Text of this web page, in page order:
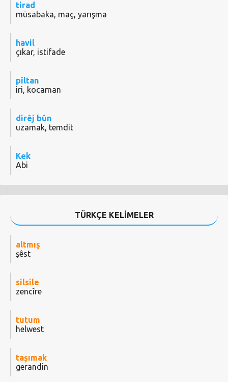
tirad
müsabaka, maç, yarışma
havil
çıkar, istifade
pîltan
iri, kocaman
dirêj bûn
uzamak, temdit
Kek
Abi
TÜRKÇE KELİMELER
altmış
şêst
silsile
zencîre
tutum
helwest
taşımak
gerandin